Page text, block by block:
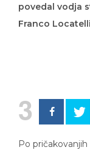
povedal vodja
Franco
3
Po